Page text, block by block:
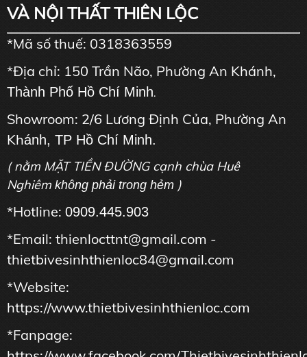
VÀ NỘI THẤT THIÊN LỘC
*Mã số thuế: 0318363559
*Địa chỉ: 150 Trần Não, Phường An Khánh,
Thành Phố Hồ Chí Minh.
Showroom: 2/6 Lương Định Của, Phường An
Khánh, TP Hồ Chí Minh.
( nằm MẶT TIỀN ĐƯỜNG cạnh chùa Huê
Nghiêm không phải trong hẻm )
*Hotline: 0909.445.903
*Email: thienlocttnt@gmail.com -
thietbivesinhthienloc84@gmail.com
*Website:
https://www.thietbivesinhthienloc.com
*Fanpage: